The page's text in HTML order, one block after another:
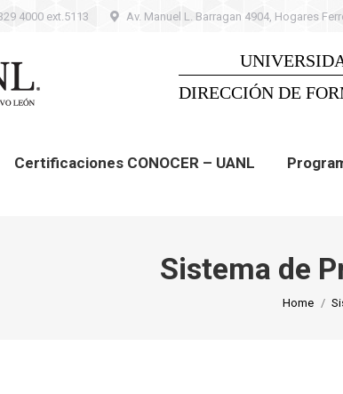
4000 ext.5113 Av. Manuel L. Barragan 4904, Hogares
DIRECCIÓN DE
Certificaciones CONOCER – UANL
Sistema de
You are
Home
Certificaciones CONOCER – UANL